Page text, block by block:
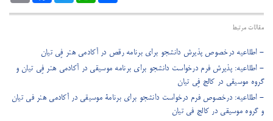
مقالات مرتبط
- اطلاعیه درخصوص پذیرش دانشجو برای برنامه رقص در آکادمی هنر فِی ‌تیان
- اطلاعیه: پذیرش فرم‌‌ درخواست دانشجو برای برنامه موسیقی در آکادمی هنر فِی ‌تیان و
گروه موسیقی در کالج فِی تیان
- اطلاعیه: درخصوص فرم درخواست دانشجو برای برنامۀ موسیقی در آکادمی هنر فی ‌تیان
و گروه موسیقی در کالج فی تیان